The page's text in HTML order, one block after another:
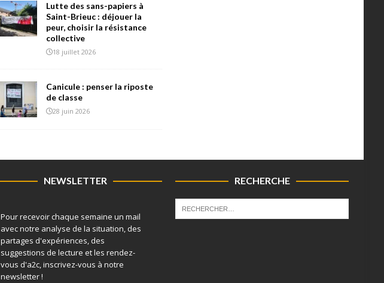
Lutte des sans-papiers à
Saint-Brieuc : déjouer la
peur, choisir la résistance
collective
18 juillet 2026
Canicule : penser la riposte
de classe
28 juin 2026
NEWSLETTER
Pour recevoir chaque semaine un mail
avec notre analyse de la situation, des
partages d'expériences, des
suggestions de lecture et les rendez-
vous d'a2c, inscrivez-vous à notre
newsletter !
RECHERCHE